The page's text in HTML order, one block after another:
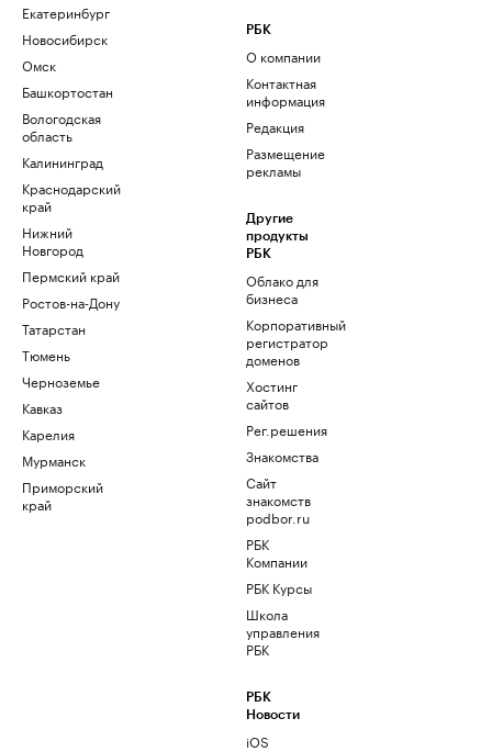
Екатеринбург
Новосибирск
Омск
Башкортостан
Вологодская
область
Калининград
Краснодарский
край
Нижний
Новгород
Пермский край
Ростов-на-Дону
Татарстан
Тюмень
Черноземье
Кавказ
Карелия
Мурманск
Приморский
край
РБК
О компании
Контактная
информация
Редакция
Размещение
рекламы
Другие
продукты
РБК
Облако для
бизнеса
Корпоративный
регистратор
доменов
Хостинг
сайтов
Рег.решения
Знакомства
Сайт
знакомств
podbor.ru
РБК
Компании
РБК Курсы
Школа
управления
РБК
РБК
Новости
iOS